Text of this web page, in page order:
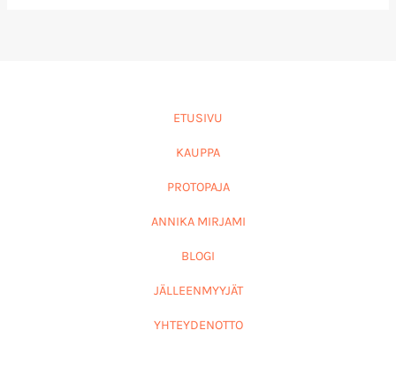
ETUSIVU
KAUPPA
PROTOPAJA
ANNIKA MIRJAMI
BLOGI
JÄLLEENMYYJÄT
YHTEYDENOTTO